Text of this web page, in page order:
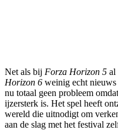
Net als bij Forza Horizon 5 al
Horizon 6 weinig echt
nu totaal geen probleem
ijzersterk is. Het spel heeft
wereld die uitnodigt om
aan de slag met het festival